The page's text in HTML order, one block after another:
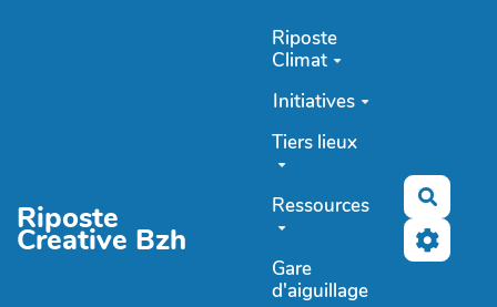
Riposte
Creative Bzh
Riposte
Climat
Initiatives
Tiers lieux
Ressources
Gare
d'aiguillage